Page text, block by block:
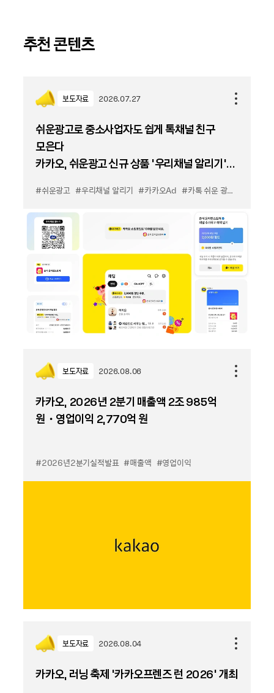
추천 콘텐츠
보도자료 2026.07.27
쉬운광고로 중소사업자도 쉽게 톡채널 친구
모은다
카카오, 쉬운광고 신규 상품 '우리채널 알리기'
#쉬운광고 #우리채널 알리기 #카카오Ad #카톡 쉬운 광고
보도자료 2026.08.06
카카오, 2026년 2분기 매출액 2조 985억
원・영업이익 2,770억 원
#2026년2분기실적발표 #매출액 #영업이익
보도자료 2026.08.04
카카오, 러닝 축제 '카카오프렌즈 런 2026' 개최